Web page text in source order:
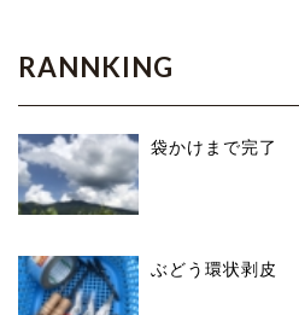
RANNKING
袋かけまで完了
ぶどう環状剥皮